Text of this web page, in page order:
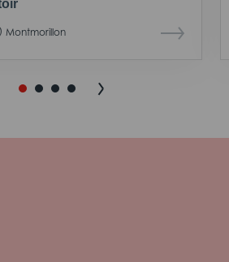
Montmorillon